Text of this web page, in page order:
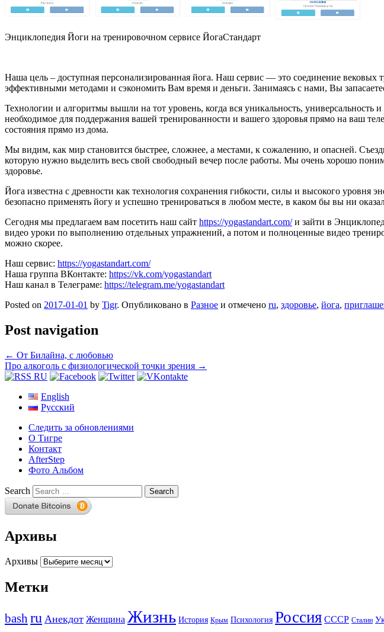
Энциклопедия Йоги на тренировочном сервисе ЙогаСтандарт
Наша цель – доступная персонализированная йога. Наш сервис — это соединение
эффективными методами и сэкономить Вам время и деньги. Занимаясь с нами, Вы
Технологии и алгоритмы вышли на тот уровень, когда вся уникальность,
необходимое для поддержания вашей тренированности и вашего здоровья прямо на ваш
состояния прямо из дома.
Мы видим, как мир становится быстрее, сложнее, а местами, к сожалению, и опасней.
которую нужно выделить весь свой свободный вечер после работы. Мы очень хорошо
здоровье.
Йога известна с древности как технология сохранения гибкости, силы и высокого
безопасно применять йогу и успешно тренироваться в любом месте, в каком бы вы ни
Сегодня мы предлагаем вам посетить наш сайт https://yogastandart.com/и зайти в
видео уроки по выполнению отдельных упражнений, а потом и полноценные видео
можно скорее.
Наш сервис: https://yogastandart.com/
Наша группа ВКонтакте: https://vk.com/yogastandart
Наш канал в Телеграме: https://telegram.me/yogastandart
Posted on 2017-01-01 by Tigr. Опубликовано в Разное и отмечено ru, здоровье, йога,
Post navigation
← От Билайна, с любовью
Про алкоголь с физиологической точки зрения →
English
Русский
Следить за обновлениями
О Тигре
Контакт
AfterStep
Фото Альбом
Search
Архивы
Архивы
Метки
bashru Анекдот Женщина Жизнь История Крым Психология Россия СССР Сталин